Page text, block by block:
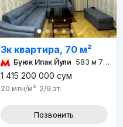
3к квартира, 70 м²
Буюк Ипак Йули 583 м 7 мин
1 415 200 000 сум
20 млн/м² 2/9 эт.
Позвонить